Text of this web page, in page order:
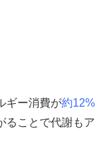
ギー消費が約12%
ることで代謝もア